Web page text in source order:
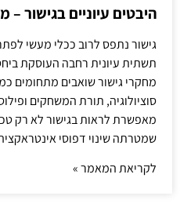
היבטים עיוניים בגישור
גישור נתפס לרוב ככלי מעשי
תשתית עיונית רחבה העוסקת
מחקרי גישור שואבים מתחומים
סוציולוגיה, תורת המשחקים
מאפשרת לראות בגישור לא רק
שמטרתה שינוי דפוסי
לקריאת המאמר »